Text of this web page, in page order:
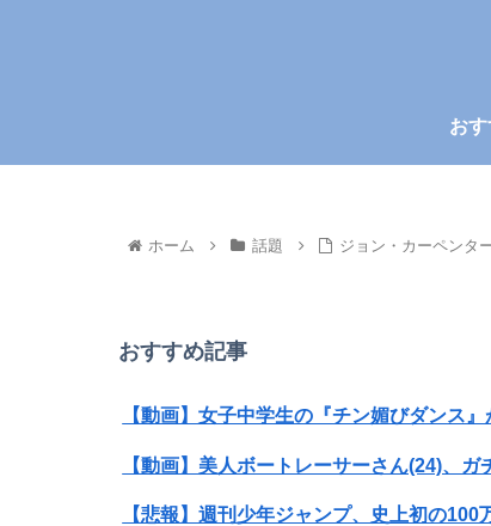
お
ホーム 話題 ジョン・カーペンタ
おすすめ記事
【動画】女子中学生の『チン媚びダンス
【動画】美人ボートレーサーさん(24)、